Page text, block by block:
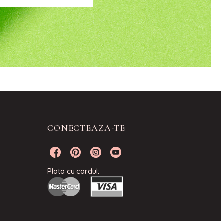
CONECTEAZA-TE
Plata cu cardul: